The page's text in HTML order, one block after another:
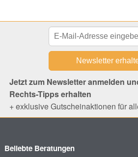
Jetzt zum Newsletter anmelden
Rechts-Tipps erhalten
+ exklusive Gutscheinaktionen für
Beliebte Beratungen